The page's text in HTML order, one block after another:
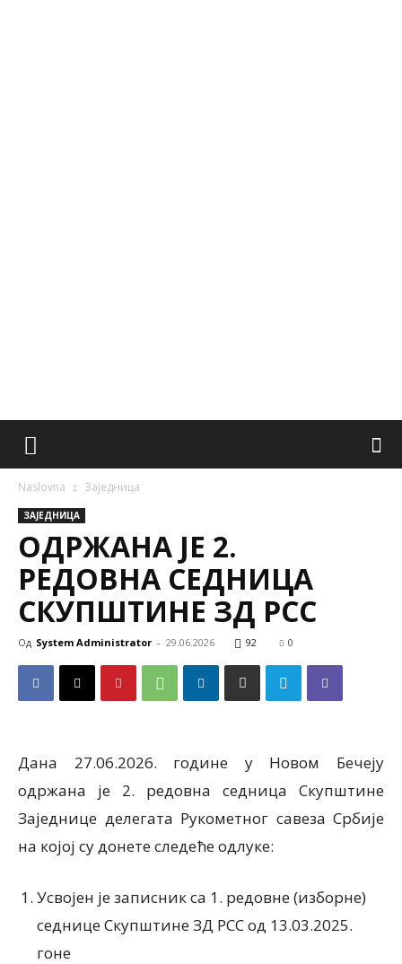
Naslovna Заједница
ЗАЈЕДНИЦА
ОДРЖАНА ЈЕ 2.
РЕДОВНА СЕДНИЦА
СКУПШТИНЕ ЗД РСС
Од System Administrator - 29.06.2026 92 0
Дана 27.06.2026. године у Новом Бечеју
одржана је 2. редовна седница Скупштине
Заједнице делегата Рукометног савеза Србије
на којој су донете следеће одлуке:
Усвојен је записник са 1. редовне (изборне)
седнице Скупштине ЗД РСС од 13.03.2025.
гоне